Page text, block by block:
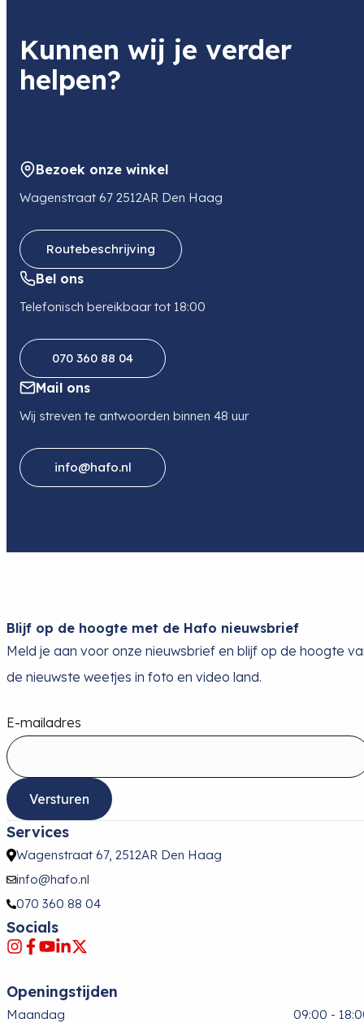
Kunnen wij je verder
helpen?
Bezoek onze winkel
Wagenstraat 67 2512AR Den Haag
Routebeschrijving
Bel ons
Telefonisch bereikbaar tot 18:00
070 360 88 04
Mail ons
Wij streven te antwoorden binnen 48 uur
info@hafo.nl
Blijf op de hoogte met de Hafo nieuwsbrief
Meld je aan voor onze nieuwsbrief en blijf op de hoogte
de nieuwste weetjes in foto en video land.
E-mailadres
Versturen
Services
Wagenstraat 67, 2512AR Den Haag
info@hafo.nl
070 360 88 04
Socials
Openingstijden
Maandag 09:00 -